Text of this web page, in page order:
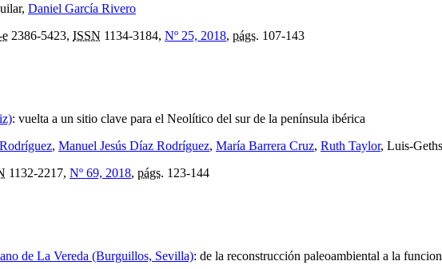
Daniel García Rivero
2386-5423, ISSN 1134-3184, Nº 25, 2018, págs. 107-143
: vuelta a un sitio clave para el Neolítico del sur de la península ibérica
, Manuel Jesús Díaz Rodríguez, María Barrera Cruz, Ruth Taylor, Luis-
1132-2217, Nº 69, 2018, págs. 123-144
de La Vereda (Burguillos, Sevilla): de la reconstrucción paleoambiental a la